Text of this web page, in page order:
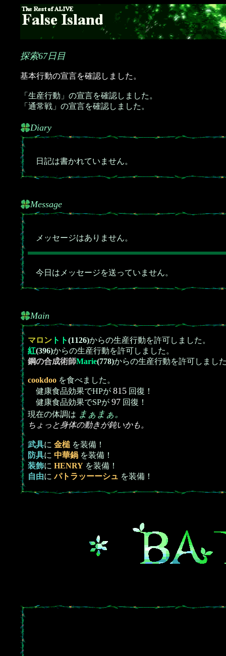
探索67日目
基本行動の宣言を確認しました。
「生産行動」の宣言を確認しました。
「通常戦」の宣言を確認しました。
Diary
日記は書かれていません。
Message
メッセージはありません。
今日はメッセージを送っていません。
Main
マロン トト(1126)からの生産行動を許可しました。
紅(396)からの生産行動を許可しました。
鋼の合成術師Marie(778)からの生産行動を許可しまし
cookdoo を食べました。
健康食品効果でHPが 815 回復！
健康食品効果でSPが 97 回復！
現在の体調は まぁまぁ。
ちょっと身体の動きが鈍いかも。
武具に 金槌 を装備！
防具に 中華鍋 を装備！
装飾に HENRY を装備！
自由にパトラッーーシュ を装備！